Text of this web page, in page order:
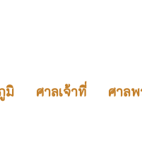
มิ ศาลเจ้าที่ ศาล